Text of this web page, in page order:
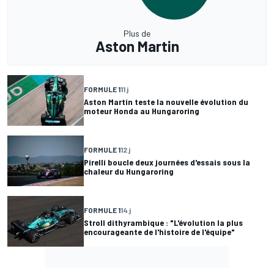
Plus de
Aston Martin
FORMULE 111 j
Aston Martin teste la nouvelle évolution du
moteur Honda au Hungaroring
FORMULE 112 j
Pirelli boucle deux journées d'essais sous la
chaleur du Hungaroring
FORMULE 114 j
Stroll dithyrambique : "L'évolution la plus
encourageante de l'histoire de l'équipe"